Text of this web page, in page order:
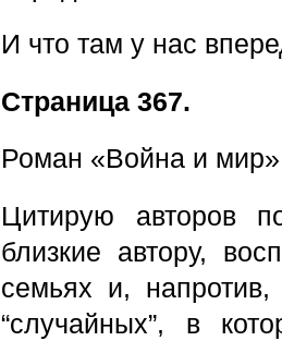
И что там у нас
Страница 367.
Роман «Война и
Цитирую авторов
близкие автору,
семьях и,
“случайных”, в